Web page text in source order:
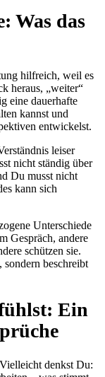
Was das
hilfreich, weil es
heraus, „weiter“
eine dauerhafte
kannst und
entwickelst.
leiser
nicht ständig über
Du musst nicht
kann sich
Unterschiede
Gespräch, andere
schützen sie.
beschreibt
Ein
denkst Du: